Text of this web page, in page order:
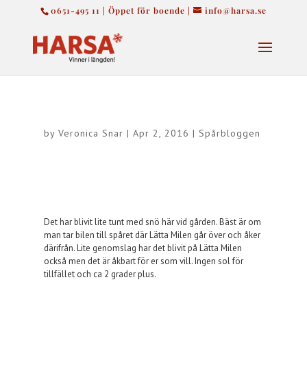
0651-495 11 | Öppet för boende | info@harsa.se
by Veronica Snar | Apr 2, 2016 | Spårbloggen
Det har blivit lite tunt med snö här vid gården. Bäst är om
man tar bilen till spåret där Lätta Milen går över och åker
därifrån. Lite genomslag har det blivit på Lätta Milen
också men det är åkbart för er som vill. Ingen sol för
tillfället och ca 2 grader plus.